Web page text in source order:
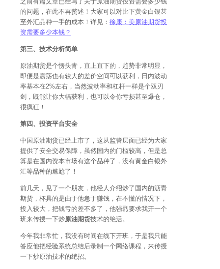
的问题，在此不再赘述！大家可以对比下黄金白银甚
至外汇品种一手的成本！详见： 徐康：美原油期货投
资需要多少本钱？
第三、技术分析简单
原油期货是个愣头青，直上直下的，趋势非常明显，
即便是震荡也有较大的差价空间可以获利，日内波动
率基本在2%左右，当然波动率和杠杆一样是个双刃
剑，既能让你大幅获利，也可以令你亏损甚至爆仓，
很疯狂！
第四、投资平台安全
中国原油期货已经上市了，这从监管层面已经为大家
提供了安全交易保障，虽然国内的门槛较高，但是总
算是在国内资本市场有这个品种了，没有黄金白银外
汇等品种的尴尬了！
前几天，见了一个朋友，他经人介绍炒了国内的沥青
期货，杯具的是由于他急于赚钱，在不懂的情况下，
投入较大，把钱亏的差不多了，他强烈要求我开一个
班来传授一下炒原油期货技术的绝活。
今年我非常忙，我没有时间在线下开班，于是我只能
答应他把经验系统总结后录制一个网络课程，来传授
一下炒原油技术的绝招。